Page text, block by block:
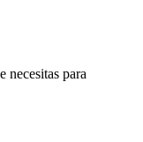
necesitas para